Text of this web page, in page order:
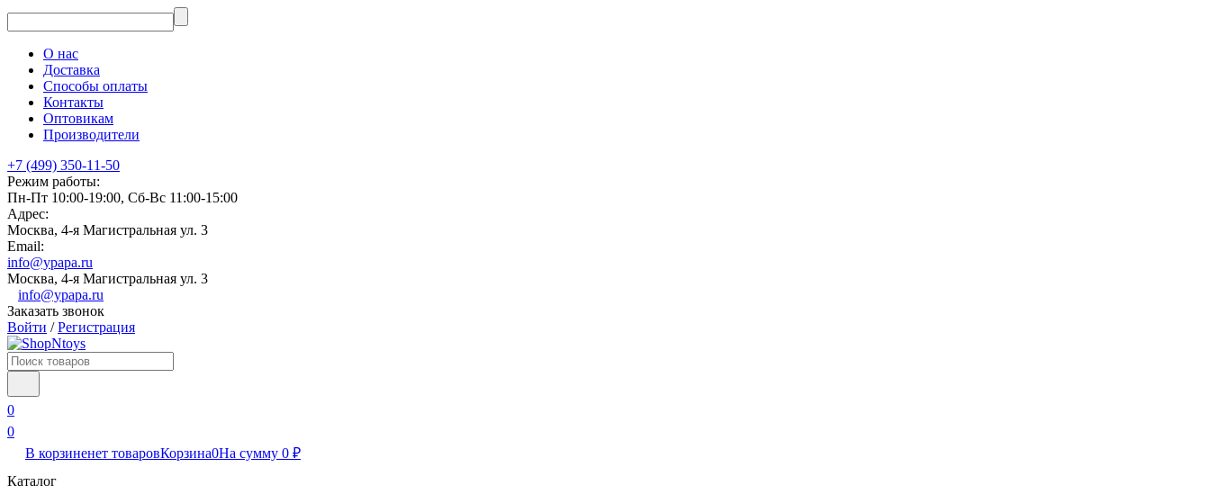
О нас
Доставка
Способы оплаты
Контакты
Оптовикам
Производители
+7 (499) 350-11-50
Режим работы:
Пн-Пт 10:00-19:00, Сб-Вс 11:00-15:00
Адрес:
Москва, 4-я Магистральная ул. 3
Email:
info@ypapa.ru
Москва, 4-я Магистральная ул. 3
info@ypapa.ru
Заказать звонок
Войти /Регистрация
0
0
В корзиненет товаровКорзина0На сумму 0 ₽
Каталог